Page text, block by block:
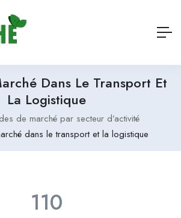
Dans Le Transport Et
La Logistique
de marché par secteur d’activité
dans le transport et la logistique
110